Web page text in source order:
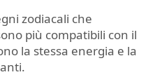
zodiacali che
più compatibili con il
la stessa energia e la